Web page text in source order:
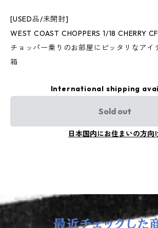
[USED品/未開封]
WEST COAST CHOPPERS 1/18 CHERRY
チョッパー乗りのお部屋にピッタリなアイ
箱
International shipping
Sold out
日本国内にお住まいの方向
最近チェックした